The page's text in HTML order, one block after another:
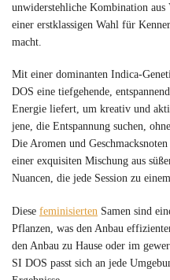
unwiderstehliche Kombination
einer erstklassigen Wahl für
macht.
Mit einer dominanten Indica-
DOS eine tiefgehende,
Energie liefert, um kreativ und
jene, die Entspannung suchen,
Die Aromen und
einer exquisiten Mischung aus
Nuancen, die jede Session zu
Diese feminisierten Samen sind
Pflanzen, was den Anbau
den Anbau zu Hause oder im
SI DOS passt sich an jede